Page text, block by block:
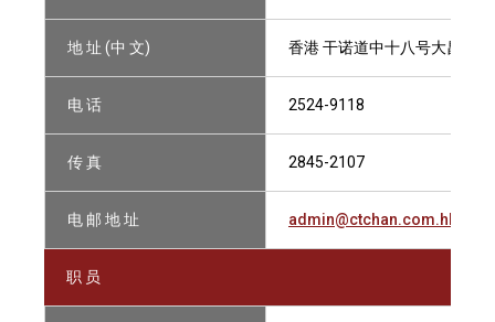
地 址 (中 文) 香港 干诺道中十八号大昌大
电 话 2524-9118
传 真 2845-2107
电 邮 地 址 admin@ctchan.com.hk
职 员